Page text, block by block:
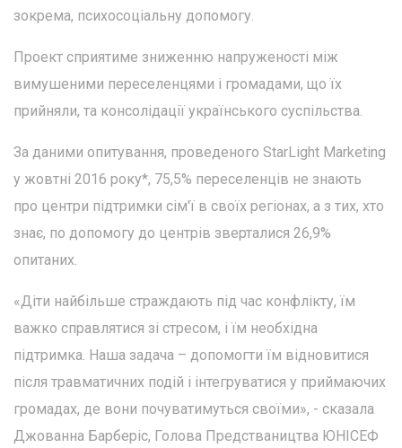
зокрема, психосоціальну допомогу.
Проект сприятиме зниженню напруженості між
вимушеними переселенцями і громадами, що їх
прийняли, та консолідації українського суспільства.
За даними опитування, проведеного StarLight Marketing
у жовтні 2016 року*, 75,5% переселенців не знають
про центри підтримки сім'ї в своїх регіонах, а з тих, хто
знає, по допомогу до центрів зверталися 26,9%
опитаних.
«Діти найбільше страждають під час конфлікту, їм
важко справлятися зі стресом, і їм необхідна
підтримка. Наша задача – допомогти їм відновитися
після травматичних подій і інтегруватися у приймаючих
громадах, де вони почуватимуться своїми», - сказала
Джованна Барберіс, Голова Предстваництва ЮНІСЕФ